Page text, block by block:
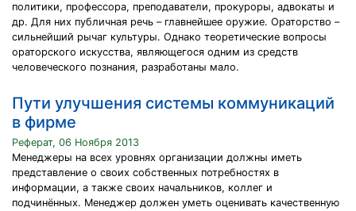
политики, профессора, преподаватели, прокуроры, адвокаты и
др. Для них публичная речь – главнейшее оружие. Ораторство –
сильнейший рычаг культуры. Однако теоретические вопросы
ораторского искусства, являющегося одним из средств
человеческого познания, разработаны мало.
Пути улучшения системы коммуникаций
в фирме
Реферат, 06 Ноября 2013
Менеджеры на всех уровнях организации должны иметь
представление о своих собственных потребностях в
информации, а также своих начальников, коллег и
подчинённых. Менеджер должен уметь оценивать качественную